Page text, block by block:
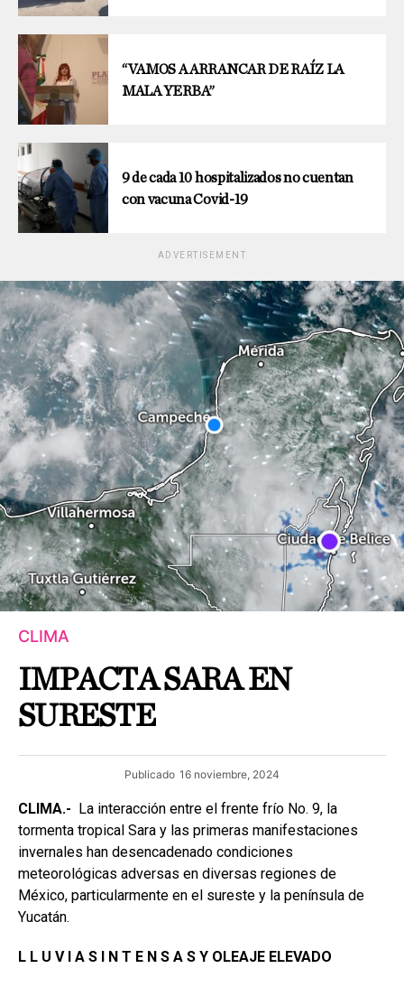
“VAMOS A ARRANCAR DE RAÍZ LA
MALA YERBA”
9 de cada 10 hospitalizados no cuentan
con vacuna Covid-19
ADVERTISEMENT
CLIMA
IMPACTA SARA EN
SURESTE
Publicado 16 noviembre, 2024
CLIMA.-
La interacción entre el frente frío No. 9, la
tormenta tropical Sara y las primeras manifestaciones
invernales han desencadenado condiciones
meteorológicas adversas en diversas regiones de
México, particularmente en el sureste y la península de
Yucatán.
L L U V I A S I N T E N S A S Y OLEAJE ELEVADO